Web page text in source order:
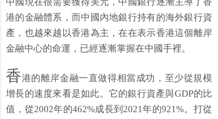
港的金融體系，而中國內地銀行持有的海外銀行資
產，也越來越以香港為主，在在表示香港這個離岸
金融中心的命運，已經逐漸掌握在中國手裡。
香港的離岸金融一直做得相當成功，至少從規模
增長的速度來看是如此。它的銀行資產與GDP的比
值，從2002年的462%成長到2021年的921%。打從